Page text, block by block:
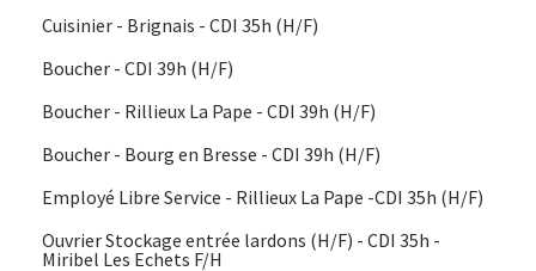
Cuisinier - Brignais - CDI 35h (H/F)
Boucher - CDI 39h (H/F)
Boucher - Rillieux La Pape - CDI 39h (H/F)
Boucher - Bourg en Bresse - CDI 39h (H/F)
Employé Libre Service - Rillieux La Pape -CDI 35h (H/F)
Ouvrier Stockage entrée lardons (H/F) - CDI 35h -
Miribel Les Echets F/H